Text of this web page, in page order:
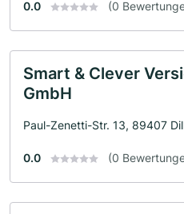
0.0 (0
Smart & Clever
GmbH
Paul-Zenetti-Str. 13, 89407
0.0 (0